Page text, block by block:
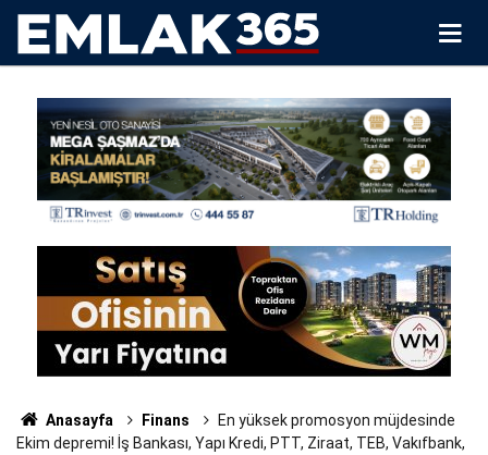
Anasayfa Finans
En yüksek promosyon müjdesinde
Ekim depremi! İş Bankası, Yapı Kredi, PTT, Ziraat, TEB, Vakıfbank,